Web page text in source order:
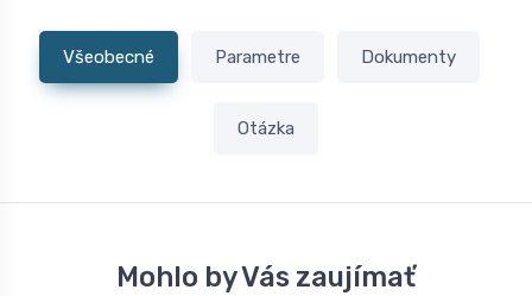
Všeobecné Parametre Dokumenty
Otázka
Mohlo by Vás zaujímať